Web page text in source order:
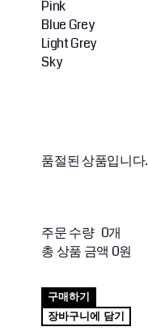
Pink
Blue Grey
Light Grey
Sky
품절된 상품입니다.
주문 수량 0개
총 상품 금액 0원
구매하기
장바구니에 담기